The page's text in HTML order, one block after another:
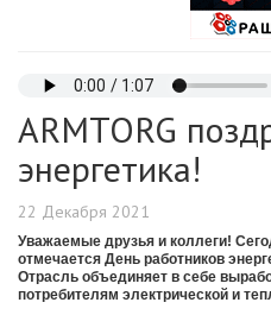
ARMTORG
энергетика!
22 Декабря 2021
Уважаемые друзья и коллеги!
отмечается День работников
Отрасль объединяет в себе
потребителям электрической и